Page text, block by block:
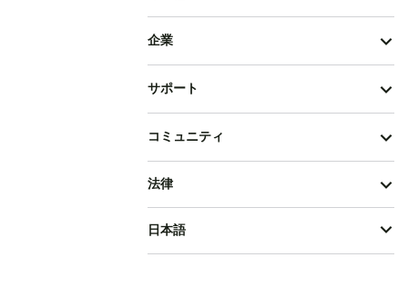
企業
サポート
コミュニティ
法律
日本語